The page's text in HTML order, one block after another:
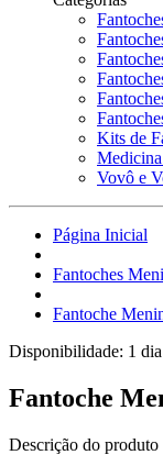
Kits de
Vovô e
Página Inicial
Fantoches
Fantoche
Disponibilidade: 1
Fantoche
Descrição do produto